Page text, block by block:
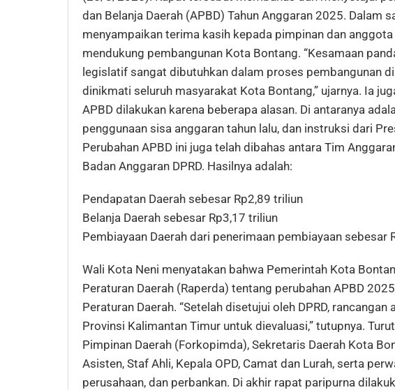
dan Belanja Daerah (APBD) Tahun Anggaran 2025. Dalam
menyampaikan terima kasih kepada pimpinan dan anggota
mendukung pembangunan Kota Bontang. “Kesamaan
legislatif sangat dibutuhkan dalam proses pembangunan
dinikmati seluruh masyarakat Kota Bontang,” ujarnya. Ia
APBD dilakukan karena beberapa alasan. Di antaranya
penggunaan sisa anggaran tahun lalu, dan instruksi dari
Perubahan APBD ini juga telah dibahas antara Tim
Badan Anggaran DPRD. Hasilnya adalah:
Pendapatan Daerah sebesar Rp2,89 triliun
Belanja Daerah sebesar Rp3,17 triliun
Pembiayaan Daerah dari penerimaan pembiayaan sebesar
Wali Kota Neni menyatakan bahwa Pemerintah Kota
Peraturan Daerah (Raperda) tentang perubahan APBD
Peraturan Daerah. “Setelah disetujui oleh DPRD,
Provinsi Kalimantan Timur untuk dievaluasi,” tutupnya.
Pimpinan Daerah (Forkopimda), Sekretaris Daerah Kota
Asisten, Staf Ahli, Kepala OPD, Camat dan Lurah, serta
perusahaan, dan perbankan. Di akhir rapat paripurna